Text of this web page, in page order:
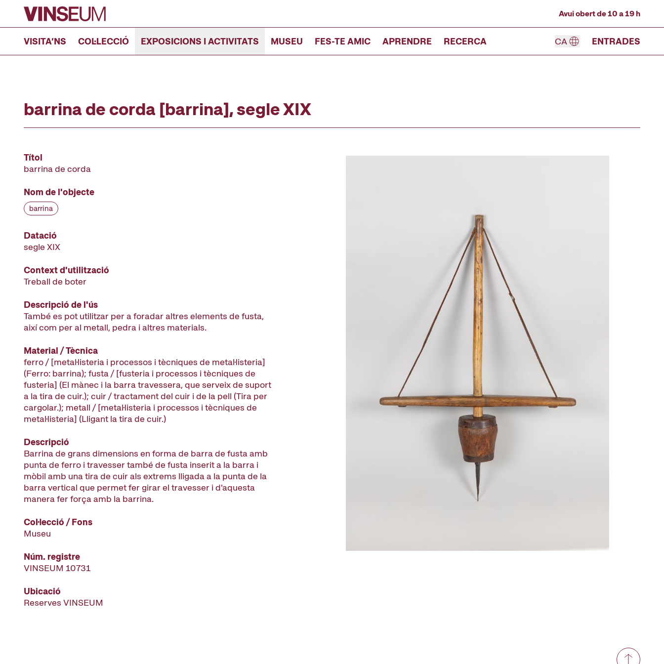
Anar al contingut
Avui obert de 10 a 19 h
VISITA’NS COL·LECCIÓ EXPOSICIONS I ACTIVITATS MUSEU FES-TE AMIC APRENDRE RECERCA CA ENTRADES
barrina de corda [barrina], segle XIX
Títol
barrina de corda
Nom de l'objecte
barrina
Datació
segle XIX
Context d'utilització
Treball de boter
Descripció de l'ús
També es pot utilitzar per a foradar altres elements de fusta,
així com per al metall, pedra i altres materials.
Material / Tècnica
ferro / [metal·listeria i processos i tècniques de metal·listeria]
(Ferro: barrina); fusta / [fusteria i processos i tècniques de
fusteria] (El mànec i la barra travessera, que serveix de suport
a la tira de cuir.); cuir / tractament del cuir i de la pell (Tira per
cargolar.); metall / [metal·listeria i processos i tècniques de
metal·listeria] (Lligant la tira de cuir.)
Descripció
Barrina de grans dimensions en forma de barra de fusta amb
punta de ferro i travesser també de fusta inserit a la barra i
mòbil amb una tira de cuir als extrems lligada a la punta de la
barra vertical que permet fer girar el travesser i d'aquesta
manera fer força amb la barrina.
Col·lecció / Fons
Museu
Núm. registre
VINSEUM 10731
Ubicació
Reserves VINSEUM